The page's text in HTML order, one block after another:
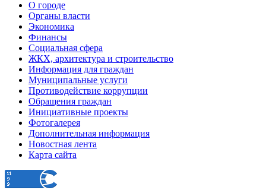
О городе
Органы власти
Экономика
Финансы
Социальная сфера
ЖКХ, архитектура и строительство
Информация для граждан
Муниципальные услуги
Противодействие коррупции
Обращения граждан
Инициативные проекты
Фотогалерея
Дополнительная информация
Новостная лента
Карта сайта